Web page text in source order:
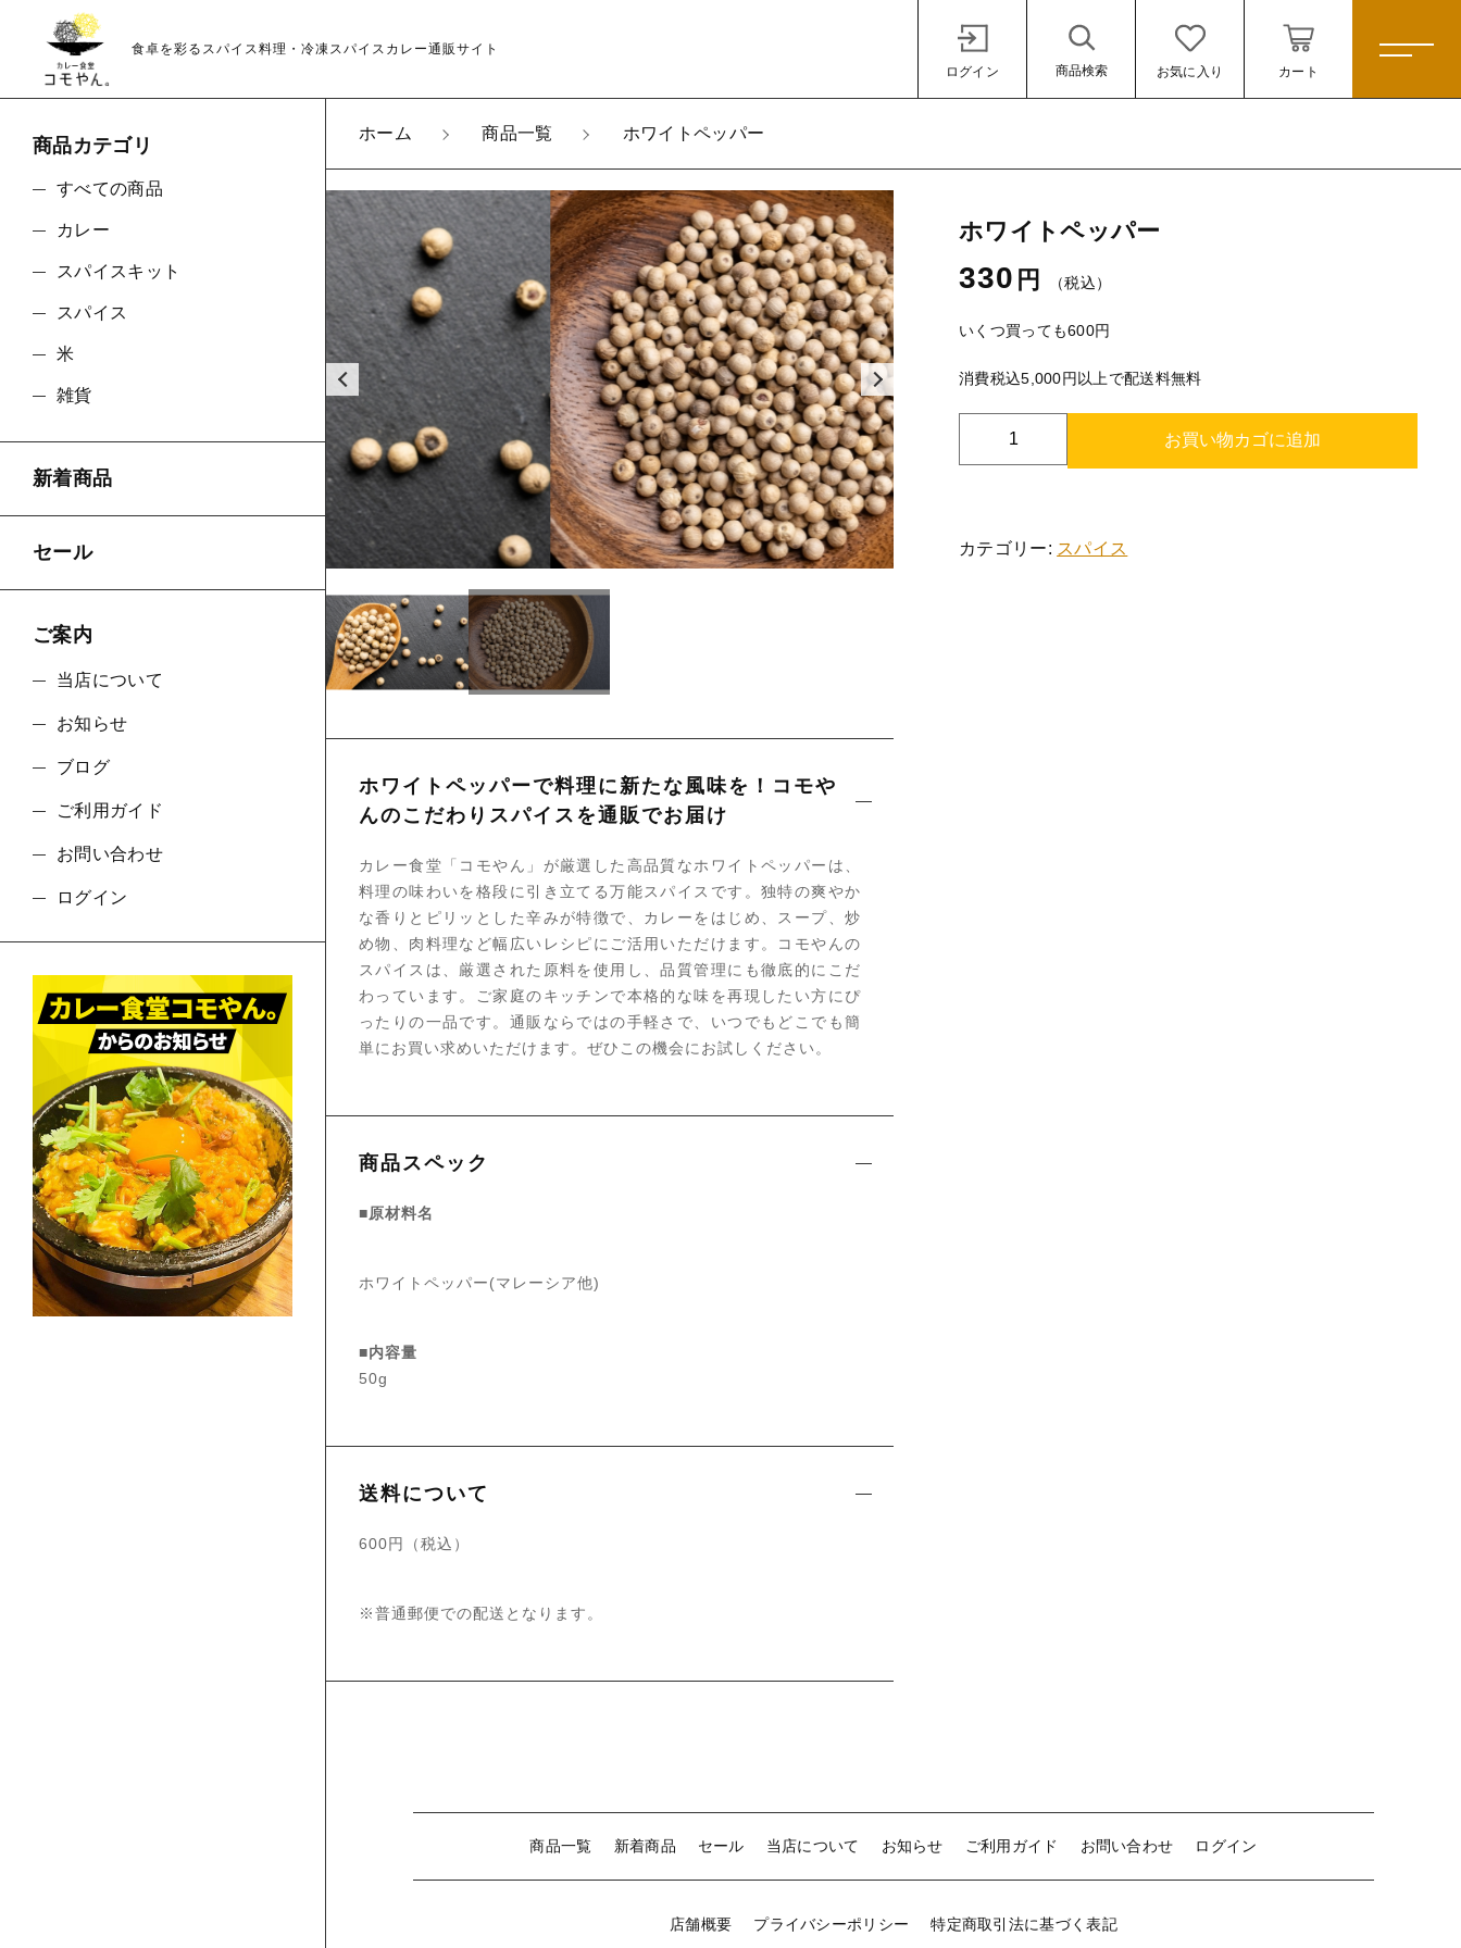
食卓を彩るスパイス料理・冷凍スパイスカレー通販サイト
ログイン
商品検索 お気に入り カート
ホーム 商品一覧 ホワイトペッパー
ホワイトペッパーで料理に新たな風味を！コモや
んのこだわりスパイスを通販でお届け
カレー食堂「コモやん」が厳選した高品質なホワイトペッパーは、
料理の味わいを格段に引き立てる万能スパイスです。独特の爽やか
な香りとピリッとした辛みが特徴で、カレーをはじめ、スープ、炒
め物、肉料理など幅広いレシピにご活用いただけます。コモやんの
スパイスは、厳選された原料を使用し、品質管理にも徹底的にこだ
わっています。ご家庭のキッチンで本格的な味を再現したい方にぴ
ったりの一品です。通販ならではの手軽さで、いつでもどこでも簡
単にお買い求めいただけます。ぜひこの機会にお試しください。
商品スペック
■原材料名
ホワイトペッパー(マレーシア他)
■内容量
50g
送料について
600円（税込）
※普通郵便での配送となります。
ホワイトペッパー
330 円 （税込）
いくつ買っても600円
消費税込5,000円以上で配送料無料
ワ
ペ
お買い物カゴに追加
カテゴリー: スパイス
商品一覧 新着商品 セール 当店について お知らせ ご利用ガイド お問い合わせ ログイン
店舗概要 プライバシーポリシー 特定商取引法に基づく表記
商品カテゴリ
すべての商品
カレー
スパイスキット
スパイス
米
雑貨
新着商品
セール
ご案内
当店について
お知らせ
ブログ
ご利用ガイド
お問い合わせ
ログイン
ホワイトペッパー
数量
ショッピングを続ける カートを確認する
すべての商品
セール
親カテゴリ 子カテゴリ
～
その他
在庫あり セール